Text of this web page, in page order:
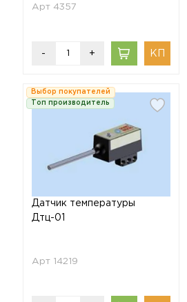
Арт 4357
- +
Выбор покупателей
Топ производитель
Датчик температуры
Дтц-01
Арт 14219